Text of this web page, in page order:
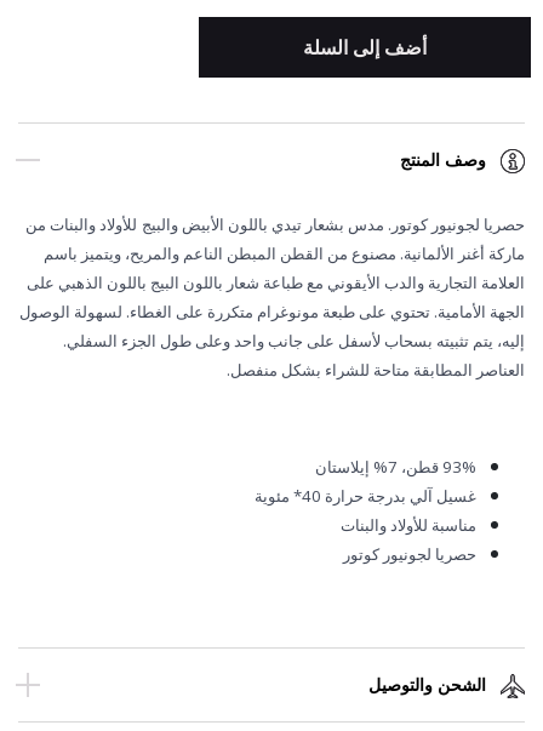
أضف إلى السلة
وصف المنتج
حصريا لجونيور كوتور. مدس بشعار تيدي باللون الأبيض والبيج للأولاد والبنات من
ماركة أغنر الألمانية. مصنوع من القطن المبطن الناعم والمريح، ويتميز باسم
العلامة التجارية والدب الأيقوني مع طباعة شعار باللون البيج باللون الذهبي على
الجهة الأمامية. تحتوي على طبعة مونوغرام متكررة على الغطاء. لسهولة الوصول
إليه، يتم تثبيته بسحاب لأسفل على جانب واحد وعلى طول الجزء السفلي.
العناصر المطابقة متاحة للشراء بشكل منفصل.
93% قطن، 7% إيلاستان
غسيل آلي بدرجة حرارة 40* مئوية
مناسبة للأولاد والبنات
حصريا لجونيور كوتور
الشحن والتوصيل